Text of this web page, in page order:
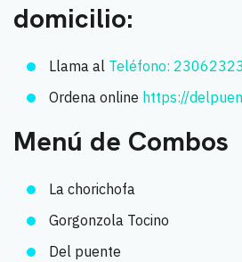
domicilio:
Llama al Teléfono: 23062323
Ordena online https://
Menú de Combos
La chorichofa
Gorgonzola Tocino
Del puente